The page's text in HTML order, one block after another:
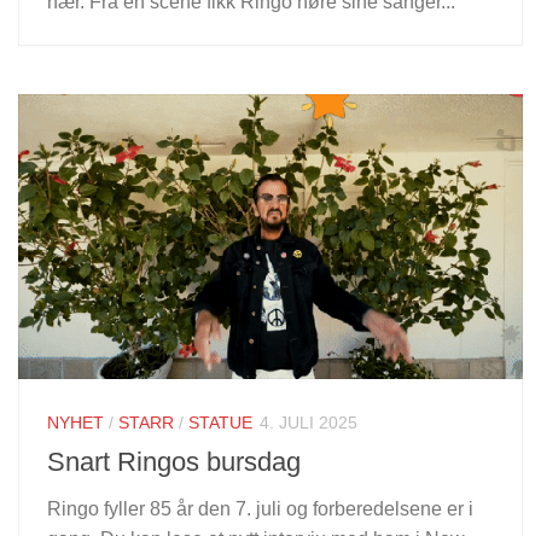
NYHET / STARR / STATUE 4. JULI 2025
Snart Ringos bursdag
Ringo fyller 85 år den 7. juli og forberedelsene er i